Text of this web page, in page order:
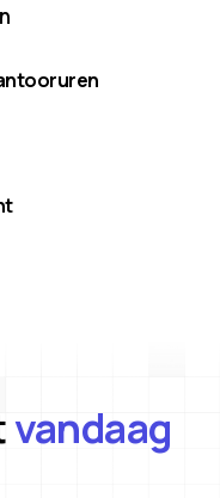
vandaag